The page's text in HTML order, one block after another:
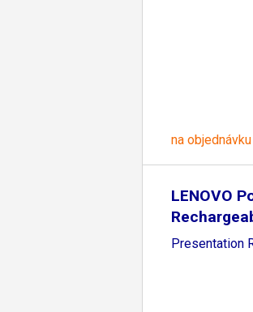
na objednávku
LENOVO
Presentation